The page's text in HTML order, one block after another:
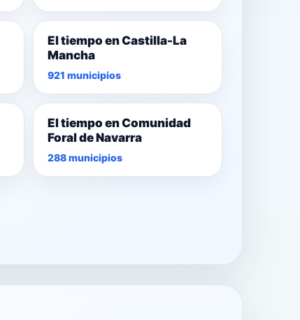
El tiempo en Castilla-La
Mancha
921 municipios
El tiempo en Comunidad
Foral de Navarra
288 municipios